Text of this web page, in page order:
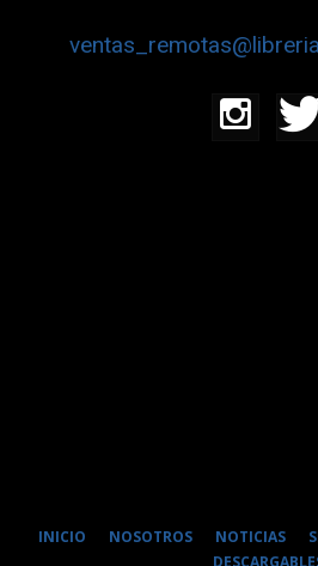
INICIO NOSOTROS NOTICIAS